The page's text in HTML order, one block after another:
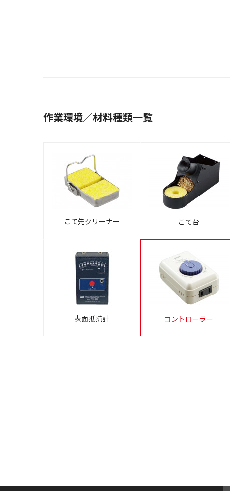
作業環境／材料種類一覧
こて先クリーナー こて台
表面抵抗計 コントローラー